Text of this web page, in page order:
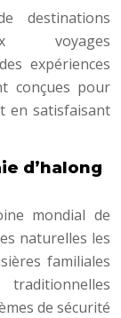
destinations
voyages
expériences
conçues pour
en satisfaisant
d’halong
mondial de
naturelles les
familiales
de sécurité